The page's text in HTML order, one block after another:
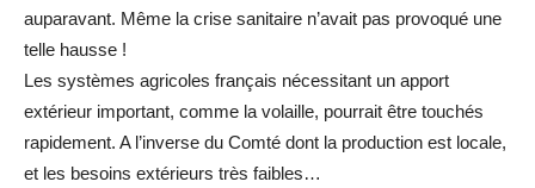
auparavant. Même la crise sanitaire n’avait pas provoqué une
telle hausse !
Les systèmes agricoles français nécessitant un apport
extérieur important, comme la volaille, pourrait être touchés
rapidement. A l’inverse du Comté dont la production est locale,
et les besoins extérieurs très faibles…